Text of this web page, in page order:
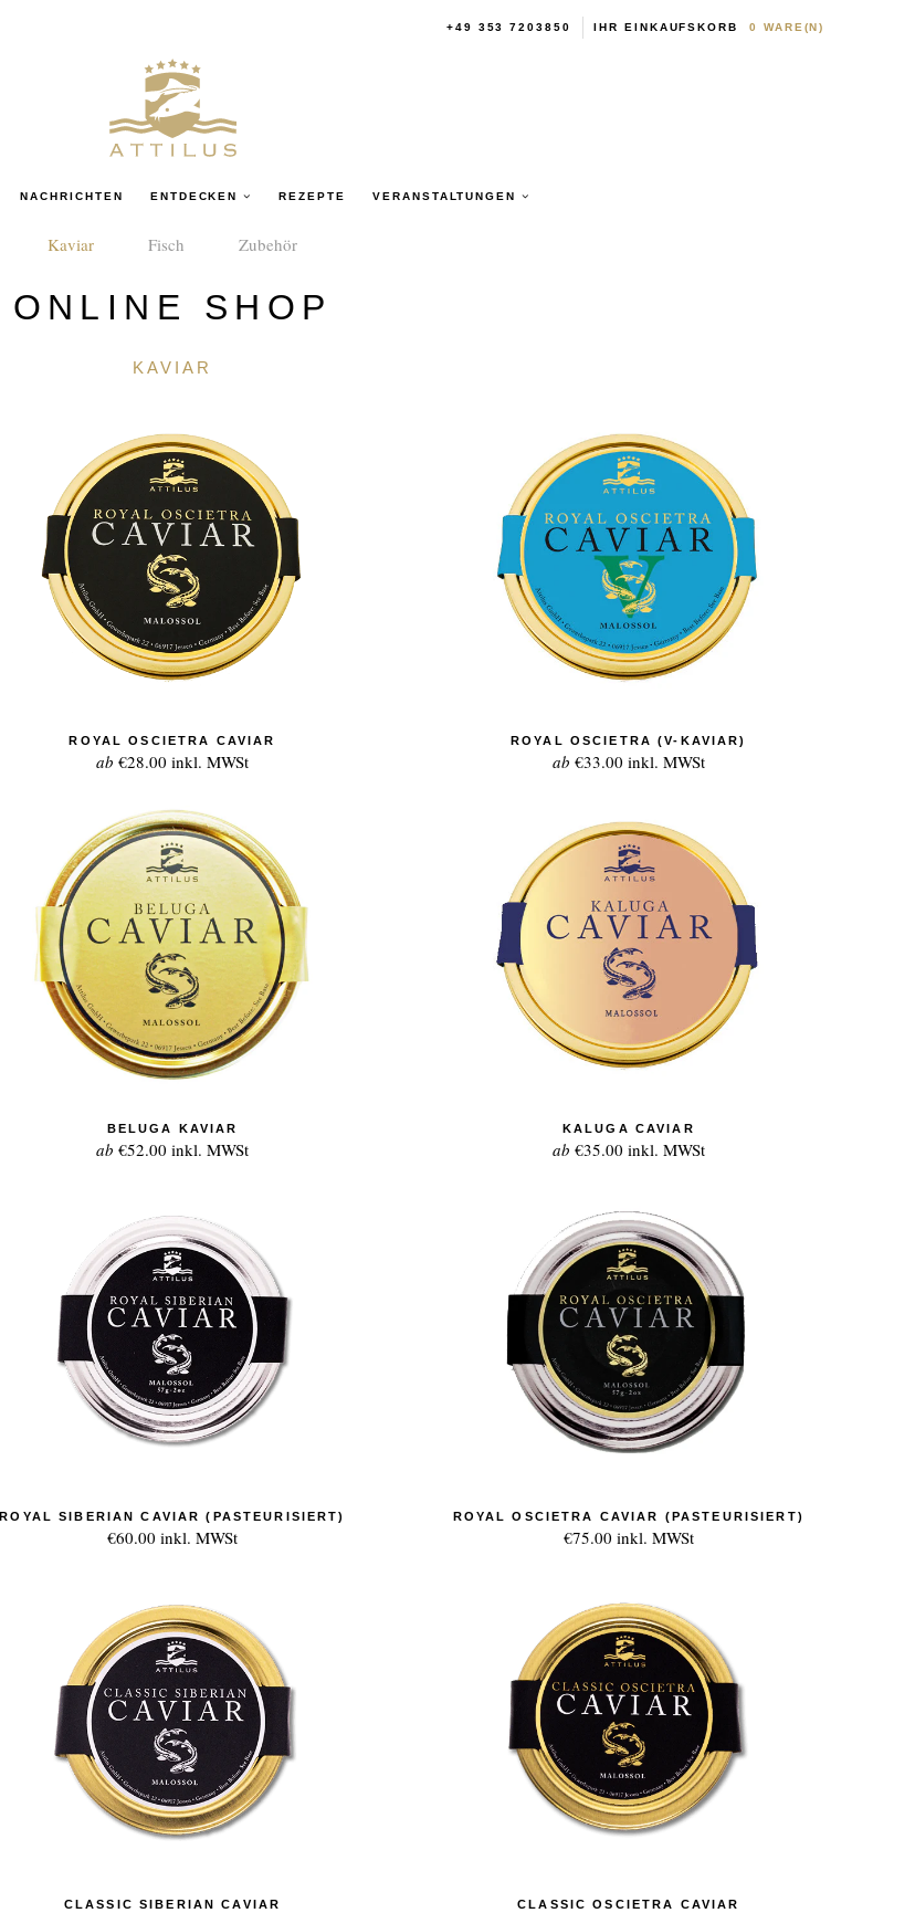
Kaviar Fisch Zubehör
NACHRICHTEN ENTDECKEN REZEPTE VERANSTALTUNGEN
IHR EINKAUFSKORB 0 WARE(N)
+49 353 7203850
ONLINE SHOP
KAVIAR
ROYAL OSCIETRA CAVIAR
ab €28.00 inkl. MWSt
ROYAL OSCIETRA (V-KAVIAR)
ab €33.00 inkl. MWSt
BELUGA KAVIAR
ab €52.00 inkl. MWSt
KALUGA CAVIAR
ab €35.00 inkl. MWSt
ROYAL SIBERIAN CAVIAR (PASTEURISIERT)
€60.00 inkl. MWSt
ROYAL OSCIETRA CAVIAR (PASTEURISIERT)
€75.00 inkl. MWSt
CLASSIC SIBERIAN CAVIAR CLASSIC OSCIETRA CAVIAR